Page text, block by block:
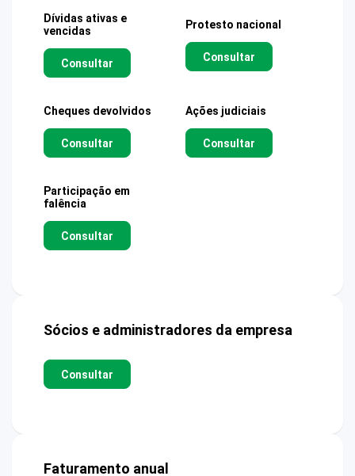
Dívidas ativas e
vencidas
Consultar
Protesto nacional
Consultar
Cheques devolvidos
Consultar
Ações judiciais
Consultar
Participação em
falência
Consultar
Sócios e administradores da empresa
Consultar
Faturamento anual